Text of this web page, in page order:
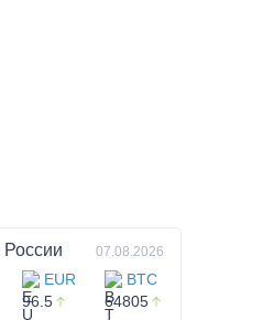
России 07.08.2026
EUR BTC
96.5 64805